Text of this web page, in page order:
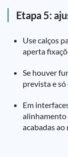
Etapa 5:
Use calços
aperta
Se houver
prevista e
Em
alinhamento
acabadas